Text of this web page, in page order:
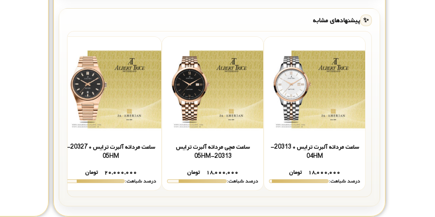
✨ پیشنهادهای مشابه
ساعت مردانه آلبرت ترایس * 20313-
04HM
۱۸,۰۰۰,۰۰۰
تومان
درصد شباهت:
ساعت مچی مردانه آلبرت ترایس
20313-05HM
۱۸,۰۰۰,۰۰۰
تومان
درصد شباهت:
ساعت مردانه آلبرت ترایس * 20327-
05HM
۲۰,۰۰۰,۰۰۰
تومان
درصد شباهت: